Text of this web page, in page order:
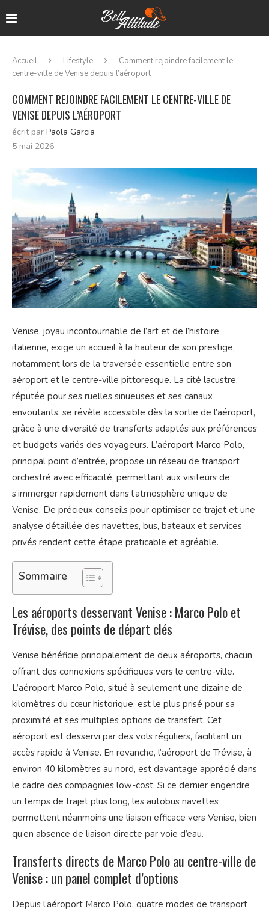
Accueil Lifestyle
Comment rejoindre facilement le
centre-ville de Venise depuis l’aéroport
COMMENT REJOINDRE FACILEMENT LE CENTRE-VILLE DE
VENISE DEPUIS L’AÉROPORT
écrit par Paola Garcia
5 mai 2026
Venise, joyau incontournable de l’art et de l’histoire
italienne, exige un accueil à la hauteur de son prestige,
notamment lors de la traversée essentielle entre son
aéroport et le centre-ville pittoresque. La cité lacustre,
réputée pour ses ruelles sinueuses et ses canaux
envoutants, se révèle accessible dès la sortie de l’aéroport,
grâce à une diversité de transferts adaptés aux préférences
et budgets variés des voyageurs. L’aéroport Marco Polo,
principal point d’entrée, propose un réseau de transport
orchestré avec efficacité, permettant aux visiteurs de
s’immerger rapidement dans l’atmosphère unique de
Venise. De précieux conseils pour optimiser ce trajet et une
analyse détaillée des navettes, bus, bateaux et services
privés rendent cette étape praticable et agréable.
Sommaire
Les aéroports desservant Venise : Marco Polo et
Trévise, des points de départ clés
Venise bénéficie principalement de deux aéroports, chacun
offrant des connexions spécifiques vers le centre-ville.
L’aéroport Marco Polo, situé à seulement une dizaine de
kilomètres du cœur historique, est le plus prisé pour sa
proximité et ses multiples options de transfert. Cet
aéroport est desservi par des vols réguliers, facilitant un
accès rapide à Venise. En revanche, l’aéroport de Trévise, à
environ 40 kilomètres au nord, est davantage apprécié dans
le cadre des compagnies low-cost. Si ce dernier engendre
un temps de trajet plus long, les autobus navettes
permettent néanmoins une liaison efficace vers Venise, bien
qu’en absence de liaison directe par voie d’eau.
Transferts directs de Marco Polo au centre-ville de
Venise : un panel complet d’options
Depuis l’aéroport Marco Polo, quatre modes de transport